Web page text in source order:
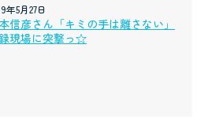
年5月27日
信彦さん「キミの手は離さない」
現場に突撃っ☆